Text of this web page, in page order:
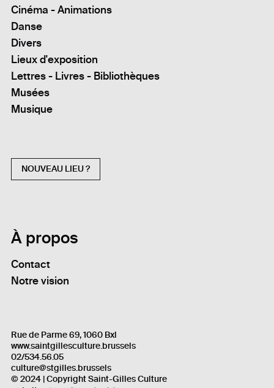
Cinéma - Animations
Danse
Divers
Lieux d'exposition
Lettres - Livres - Bibliothèques
Musées
Musique
NOUVEAU LIEU ?
À propos
Contact
Notre vision
Rue de Parme 69, 1060 Bxl
www.saintgillesculture.brussels
02/534.56.05
culture@stgilles.brussels
© 2024 | Copyright Saint-Gilles Culture